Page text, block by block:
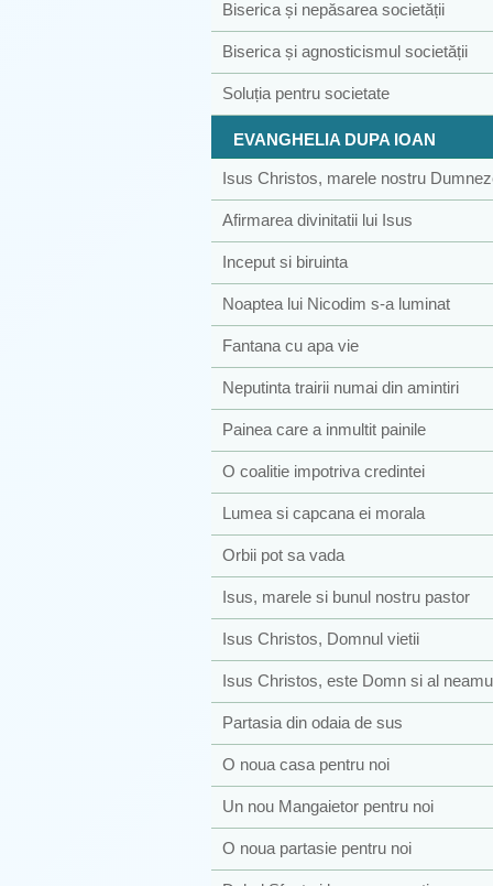
Biserica și nepăsarea societății
Biserica și agnosticismul societății
Soluția pentru societate
EVANGHELIA DUPA IOAN
Isus Christos, marele nostru
Afirmarea divinitatii lui Isus
Inceput si biruinta
Noaptea lui Nicodim s-a luminat
Fantana cu apa vie
Neputinta trairii numai din amintiri
Painea care a inmultit painile
O coalitie impotriva credintei
Lumea si capcana ei morala
Orbii pot sa vada
Isus, marele si bunul nostru pastor
Isus Christos, Domnul vietii
Isus Christos, este Domn si al
Partasia din odaia de sus
O noua casa pentru noi
Un nou Mangaietor pentru noi
O noua partasie pentru noi